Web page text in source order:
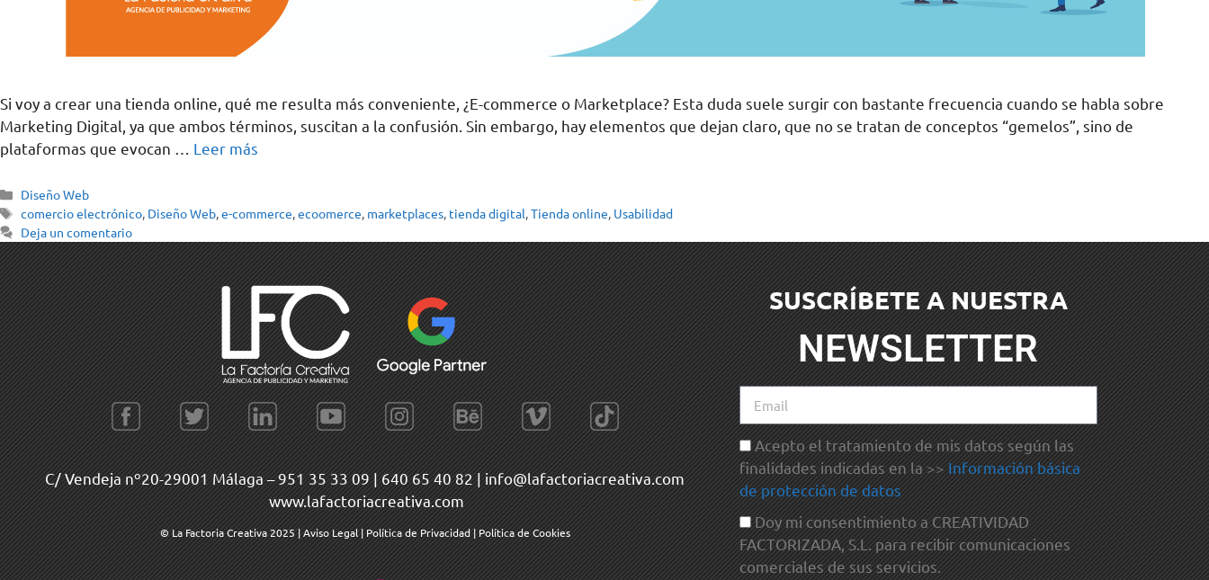
Si voy a crear una tienda online, qué me resulta más conveniente, ¿E-commerce o Marketplace? Esta duda suele surgir con bastante frecuencia cuando se habla sobre
Marketing Digital, ya que ambos términos, suscitan a la confusión. Sin embargo, hay elementos que dejan claro, que no se tratan de conceptos “gemelos”, sino de
plataformas que evocan … Leer más
Diseño Web
comercio electrónico, Diseño Web,e-commerce,ecoomerce, marketplaces, tienda digital,Tienda online, Usabilidad
Deja un comentario
C/ Vendeja nº20-29001 Málaga –951 35 33 09 | 640 65 40 82 | info@lafactoriacreativa.com
www.lafactoriacreativa.com
© La Factoria Creativa 2025 |Aviso Legal | Política de Privacidad | Política de Cookies
SUSCRÍBETE A NUESTRA
NEWSLETTER
Acepto el tratamiento de mis datos según las
finalidades indicadas en la >> Información básica
de protección de datos
Doy mi consentimiento a CREATIVIDAD
FACTORIZADA, S.L. para recibir comunicaciones
comerciales de sus servicios.